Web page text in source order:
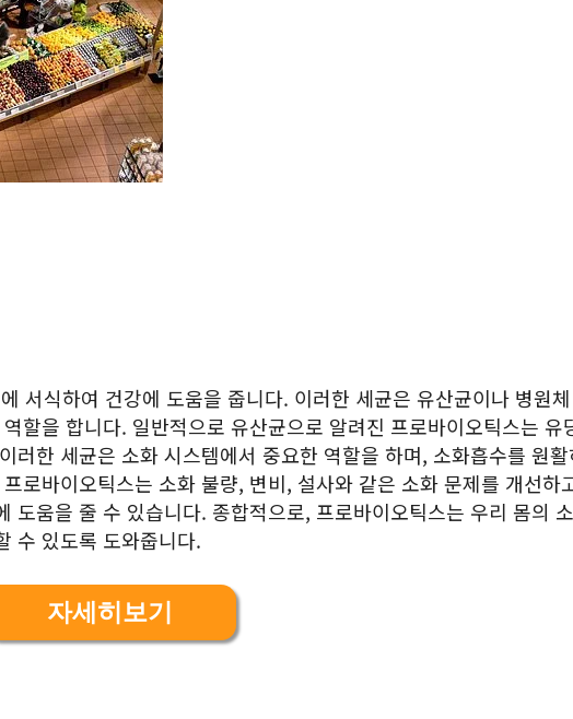
서식하여 건강에 도움을 줍니다. 이러한 세균은 유산균이나 병원
할을 합니다. 일반적으로 유산균으로 알려진 프로바이오틱스는 유
러한 세균은 소화 시스템에서 중요한 역할을 하며, 소화흡수를 원
로바이오틱스는 소화 불량, 변비, 설사와 같은 소화 문제를 개선하
도움을 줄 수 있습니다. 종합적으로, 프로바이오틱스는 우리 몸의
수 있도록 도와줍니다.
자세히보기